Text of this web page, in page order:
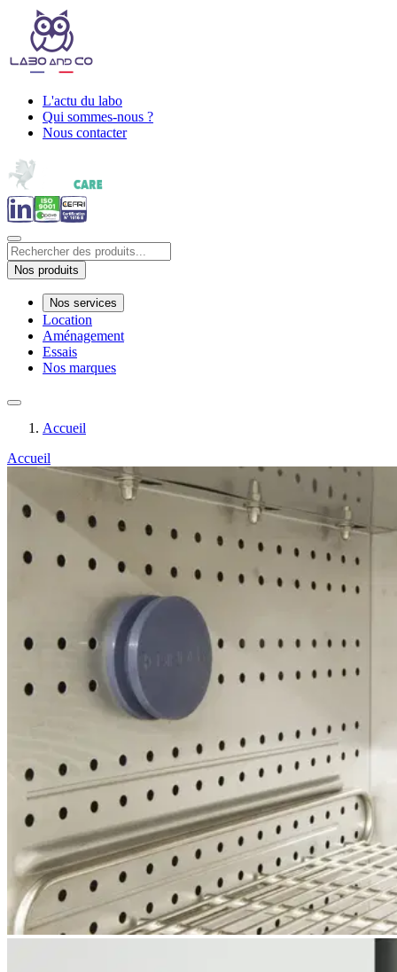
L'actu du labo
Qui sommes-nous ?
Nous contacter
Nos produits
Nos services
Location
Aménagement
Essais
Nos marques
Accueil
Accueil